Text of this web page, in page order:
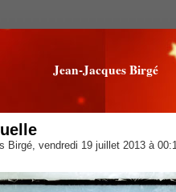
Jean-Jacques Birgé
Birgé, vendredi 19 juillet 2013 à